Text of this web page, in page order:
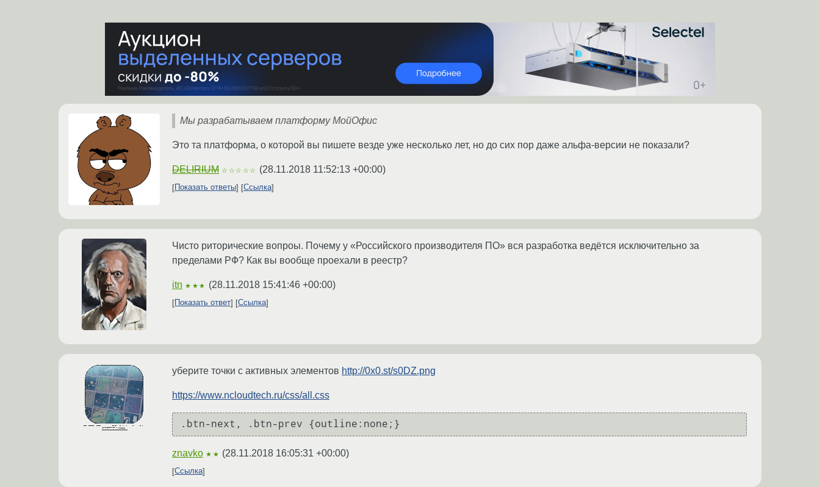
Мы разрабатываем платформу МойОфис
Это та платформа, о которой вы пишете везде уже несколько лет, но до сих пор даже альфа-версии не показали?
DELIRIUM ☆☆☆☆☆ (28.11.2018 11:52:13 +00:00)
Показать ответы Ссылка
Чисто риторические вопроы. Почему у «Российского производителя ПО» вся разработка ведётся исключительно за
пределами РФ? Как вы вообще проехали в реестр?
itn ★★★ (28.11.2018 15:41:46 +00:00)
Показать ответ Ссылка
уберите точки с активных элементов http://0x0.st/s0DZ.png
https://www.ncloudtech.ru/css/all.css
znavko ★★ (28.11.2018 16:05:31 +00:00)
Ссылка